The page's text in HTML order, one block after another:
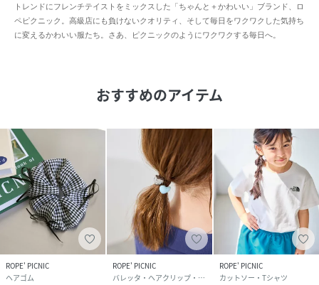
トレンドにフレンチテイストをミックスした「ちゃんと＋かわいい」ブランド、ロ
ペピクニック。高級店にも負けないクオリティ、そして毎日をワクワクした気持ち
に変えるかわいい服たち。さあ、ピクニックのようにワクワクする毎日へ。
おすすめのアイテム
ROPE' PICNIC
ヘアゴム
ROPE' PICNIC
バレッタ・ヘアクリップ・ヘアピン
ROPE' PICNIC
カットソー・Tシャツ